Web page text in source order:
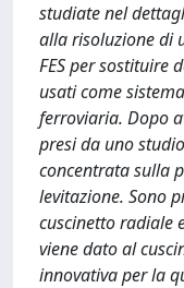
studiate nel
alla risoluzione di
FES per sostituire
usati come
ferroviaria. Dopo
presi da uno
concentrata sulla
levitazione. Sono
cuscinetto radiale
viene dato al
innovativa per la